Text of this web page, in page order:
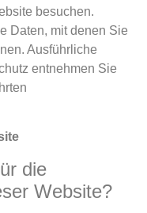
besuchen.
Daten, mit denen Sie
Ausführliche
entnehmen Sie
die
Website?